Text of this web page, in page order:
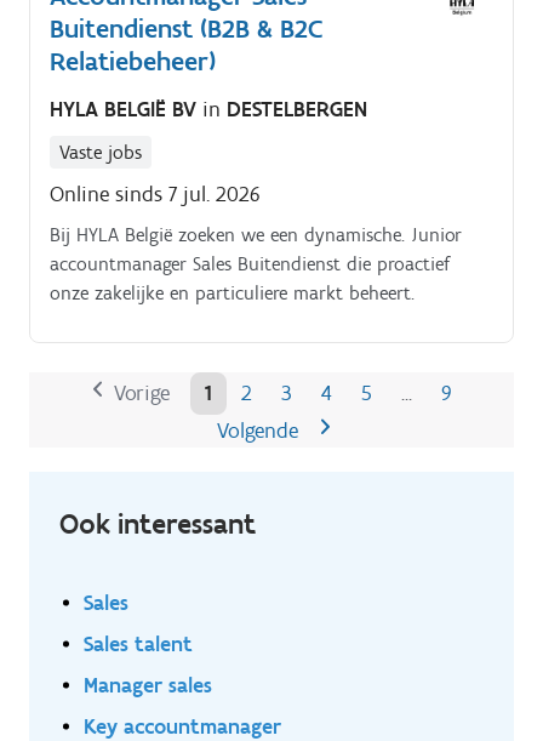
Buitendienst (B2B & B2C
Relatiebeheer)
HYLA BELGIË BV in DESTELBERGEN
Vaste jobs
Online sinds 7 jul. 2026
Bij HYLA België zoeken we een dynamische. Junior
accountmanager Sales Buitendienst die proactief
onze zakelijke en particuliere markt beheert.
Vorige 1 2 3 4 5
9
Volgende
Ook interessant
Sales
Sales talent
Manager sales
Key accountmanager